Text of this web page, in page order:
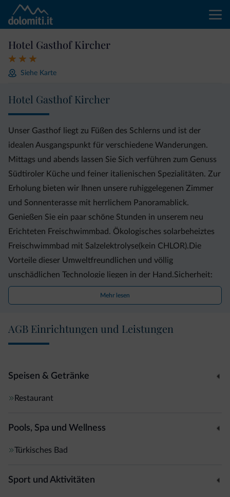
Hotel Gasthof Kircher
Siehe Karte
Hotel Gasthof Kircher
Unser Gasthof liegt zu Füßen des Schlerns und ist der
idealen Ausgangspunkt für verschiedene Wanderungen.
Mittags und abends lassen Sie Sich verführen zum Genuss
Südtiroler Küche und feiner italienischen Spezialitäten. Zur
Erholung bieten wir Ihnen unsere ruhiggelegenen Zimmer
und Sonnenterasse mit herrlichem Panoramablick.
Genießen Sie ein paar schöne Stunden in unserem neu
Erichteten Freischwimmbad. Ökologisches solarbeheiztes
Freischwimmbad mit Salzelektrolyse(kein CHLOR).Die
Vorteile dieser Umweltfreundlichen und völlig
unschädlichen Technologie liegen in der Hand.Sicherheit:
Wir verwenden keinerlei chemische Desinfektionsmittel.
Badekomfort: Das Schwimmbadewasser ist sauber, gesund
Salzwasser ist gesundheitsfördernd führt nicht zu
Reizungen der Augenschleimhäute, dem austrocknen der
wird nicht angegriffen.
Mehr lesen
AGB Einrichtungen und Leistungen
Speisen & Getränke
Restaurant
Pools, Spa und Wellness
Türkisches Bad
Sport und Aktivitäten